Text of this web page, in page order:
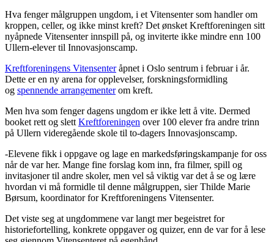
Hva fenger målgruppen ungdom, i et Vitensenter som handler om
kroppen, celler, og ikke minst kreft? Det ønsket Kreftforeningen sitt
nyåpnede Vitensenter innspill på, og inviterte ikke mindre enn 100
Ullern-elever til Innovasjonscamp.
Kreftforeningens Vitensenteråpnet i Oslo sentrum i februar i år.
Dette er en ny arena for opplevelser, forskningsformidling
og spennende arrangementerom kreft.
Men hva som fenger dagens ungdom er ikke lett å vite. Dermed
booket rett og slett Kreftforeningen over 100 elever fra andre trinn
på Ullern videregående skole til to-dagers Innovasjonscamp.
-Elevene fikk i oppgave og lage en markedsføringskampanje for oss
når de var her. Mange fine forslag kom inn, fra filmer, spill og
invitasjoner til andre skoler, men vel så viktig var det å se og lære
hvordan vi må formidle til denne målgruppen, sier Thilde Marie
Børsum, koordinator for Kreftforeningens Vitensenter.
Det viste seg at ungdommene var langt mer begeistret for
historiefortelling, konkrete oppgaver og quizer, enn de var for å lese